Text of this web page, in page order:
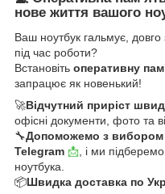
нове життя вашого
Ваш ноутбук гальмує,
під час роботи?
Встановіть оперативну
запрацює як новенький!
🚀Відчутний приріст
офісні документи, фото та
🔧Допоможемо з вибором
Telegram 📩 , і ми
ноутбука.
📦Швидка доставка по